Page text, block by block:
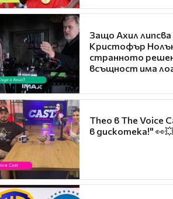
Защо Ахил
Кристофър
странното
всъщност има
Theo в The Voice
в дискотека!"